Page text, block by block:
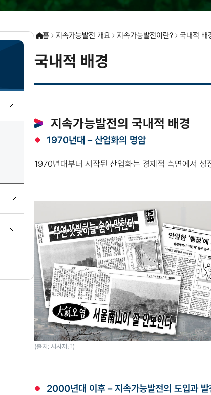
홈 지속가능발전 개요 지속가능발전이란? 국내적 배
국내적 배경
지속가능발전의 국내적 배경
1970년대 – 산업화의 명암
1970년대부터 시작된 산업화는 경제적 측면에서 성
(출처: 시사저널)
2000년대 이후 – 지속가능발전의 도입과 발